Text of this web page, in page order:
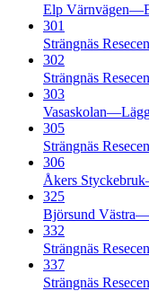
Elp
301
Strängnäs
302
Strängnäs
303
305
Strängnäs
306
Åkers
325
Björsund
332
Strängnäs
337
Strängnäs